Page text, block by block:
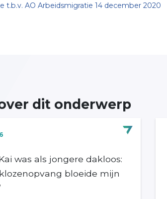
t.b.v. AO Arbeidsmigratie 14 december 2020
dit onderwerp
was als jongere dakloos:
bloeide mijn